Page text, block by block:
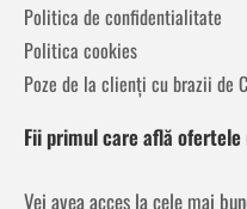
Politica de confidentialitate
Politica cookies
Poze de la clienți cu brazii de
Fii primul care află ofertele
Vei avea acces la cele mai